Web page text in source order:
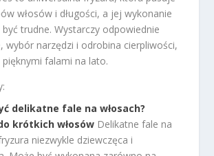
włosów i długości, a jej wykonanie
trudne. Wystarczy odpowiednie
wybór narzędzi i odrobina cierpliwości,
pięknymi falami na lato.
delikatne fale na włosach?
krótkich włosów Delikatne fale na
niezwykle dziewczęca i